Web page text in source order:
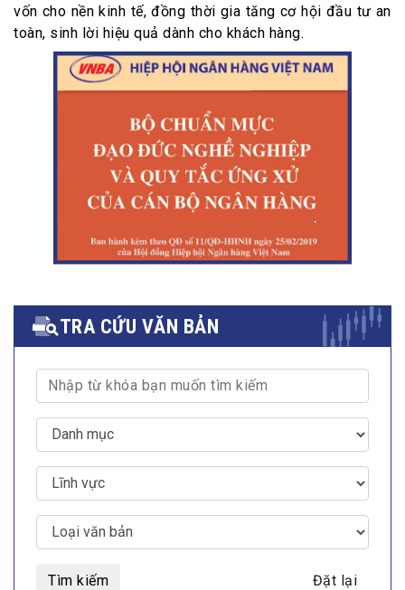
vốn cho nền kinh tế, đồng thời gia tăng cơ hội đầu tư an
toàn, sinh lời hiệu quả dành cho khách hàng.
TRA CỨU VĂN BẢN
Tìm kiếm Đặt lại